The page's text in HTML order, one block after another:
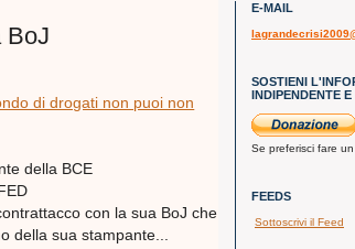
BoJ
di drogati non puoi non
della BCE
con la sua BoJ che
della sua stampante...
E-MAIL
SOSTIENI
INDIPENDENTE
Se preferisci fare
FEEDS
Sottoscrivi il Feed